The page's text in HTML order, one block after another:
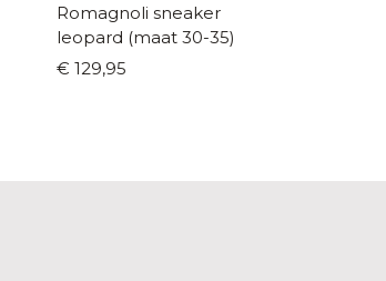
Romagnoli sneaker
leopard (maat 30-35)
€ 129,95